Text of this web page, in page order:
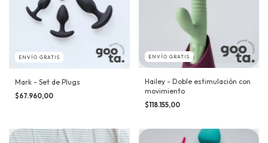
ENVÍO GRATIS
Mark - Set de Plugs
$67.960,00
ENVÍO GRATIS
Hailey - Doble estimulación con
movimiento
$118.155,00